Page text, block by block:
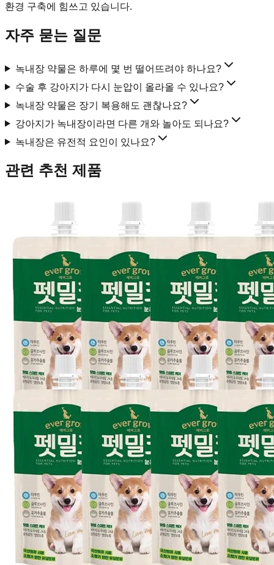
환경 구축에 힘쓰고 있습니다.
자주 묻는 질문
녹내장 약물은 하루에 몇 번 떨어뜨려야 하나요?
수술 후 강아지가 다시 눈압이 올라올 수 있나요?
녹내장 약물은 장기 복용해도 괜찮나요?
강아지가 녹내장이라면 다른 개와 놀아도 되나요?
녹내장은 유전적 요인이 있나요?
관련 추천 제품